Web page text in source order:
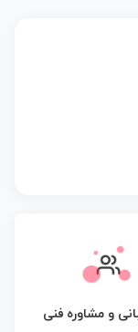
و مشاوره فنی